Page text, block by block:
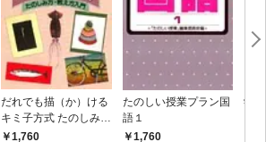
だれでも描（か）ける
キミ子方式 たのしみ
方・教え方入門
1,760
たのしい授業プラン国
語１
1,760
学